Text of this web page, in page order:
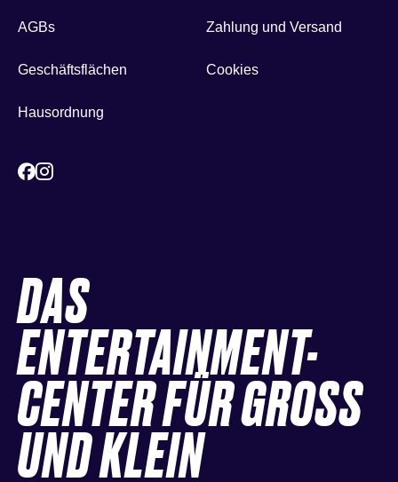
AGBs
Geschäftsflächen
Hausordnung
Zahlung und Versand
Cookies
DAS
ENTERTAINMENT-
CENTER FÜR GROSS
UND KLEIN